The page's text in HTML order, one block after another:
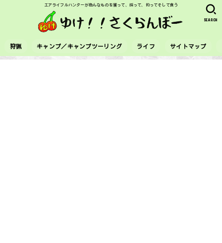
エアライフルハンターが色んなものを獲って、採って、釣ってそして食う
狩猟 キャンプ／キャンプツーリング ライフ サイトマップ
SEARCH